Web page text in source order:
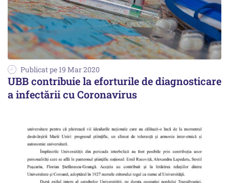
Publicat pe 19 Mar 2020
UBB contribuie la eforturile de diagnosticare
a infectării cu Coronavirus